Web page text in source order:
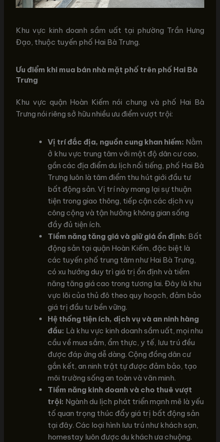
Khu vực kinh doanh sầm uất tại phường Trần Hưng
Đạo, thuộc tuyến phố Hai Bà Trưng.
Ưu điểm khi mua bán nhà mặt phố trên phố Hai Bà
Trưng
Khu vực quận Hoàn Kiếm nói chung và phố Hai Bà
Trưng nói riêng sở hữu nhiều ưu điểm vượt trội:
Vị trí đắc địa, nguồn cung khan hiếm: Nằm
ở khu vực trung tâm với mật độ dân cư cao,
gần các địa điểm du lịch nổi tiếng, phố Hai Bà
Trưng luôn là tâm điểm thu hút giới đầu tư
bất động sản. Vị trí này mang lại sự thuận
tiện trong giao thông, tiếp cận các dịch vụ
công cộng và tận hưởng không gian sống
đầy đủ tiện ích.
Tiềm năng tăng giá và giữ giá ổn định: Bất
động sản tại quận Hoàn Kiếm, đặc biệt là
các tuyến phố trung tâm như Hai Bà Trưng,
có xu hướng duy trì giá trị ổn định và tiềm
năng tăng giá cao trong tương lai. Đây là khu
vực lõi của thủ đô theo quy hoạch, đảm bảo
giá trị đầu tư bền vững.
Hệ thống tiện ích, dịch vụ và an ninh hàng
đầu: Là khu vực kinh doanh sầm uất, mọi nhu
cầu về mua sắm, ẩm thực, y tế, lưu trú đều
được đáp ứng dễ dàng. Cộng đồng dân cư
gắn kết, an ninh trật tự được đảm bảo, tạo
môi trường sống an toàn và văn minh.
Tiềm năng kinh doanh và cho thuê vượt
trội: Ngành du lịch phát triển mạnh mẽ là yếu
tố quan trọng thúc đẩy giá trị bất động sản
tại đây. Các loại hình lưu trú như khách sạn,
homestay luôn được du khách ưa chuộng.